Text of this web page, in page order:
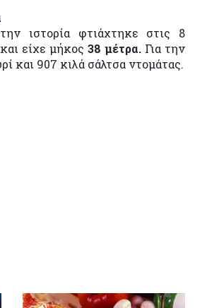
ιστορία φτιάχτηκε στις 8
είχε μήκος 38 μέτρα. Για την
και 907 κιλά σάλτσα ντομάτας.